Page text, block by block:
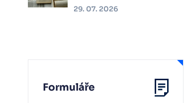
29. 07. 2026
Formuláře